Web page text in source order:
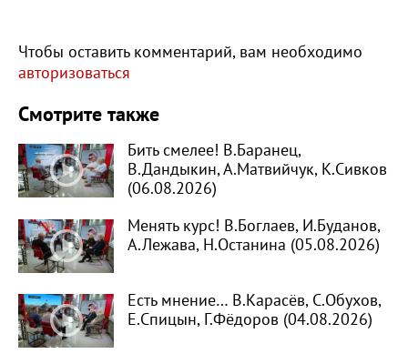
Чтобы оставить комментарий, вам необходимо
авторизоваться
Смотрите также
Бить смелее! В.Баранец,
В.Дандыкин, А.Матвийчук, К.Сивков
(06.08.2026)
Менять курс! В.Боглаев, И.Буданов,
А.Лежава, Н.Останина (05.08.2026)
Есть мнение… В.Карасёв, С.Обухов,
Е.Спицын, Г.Фёдоров (04.08.2026)